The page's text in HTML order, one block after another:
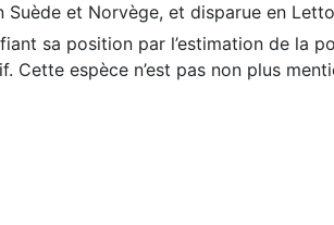
Suède et Norvège, et disparue en
sa position par l’estimation de la
espèce n’est pas non plus